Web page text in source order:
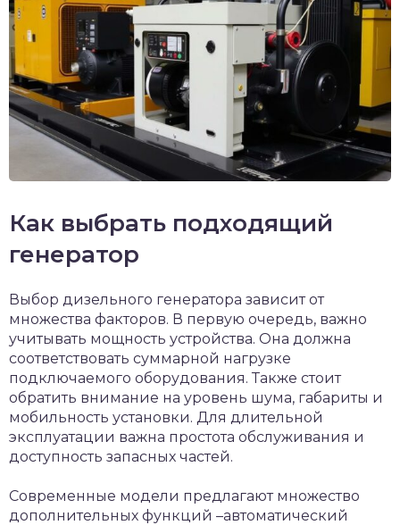
Как выбрать подходящий
генератор
Выбор дизельного генератора зависит от
множества факторов. В первую очередь, важно
учитывать мощность устройства. Она должна
соответствовать суммарной нагрузке
подключаемого оборудования. Также стоит
обратить внимание на уровень шума, габариты и
мобильность установки. Для длительной
эксплуатации важна простота обслуживания и
доступность запасных частей.
Современные модели предлагают множество
дополнительных функций –автоматический